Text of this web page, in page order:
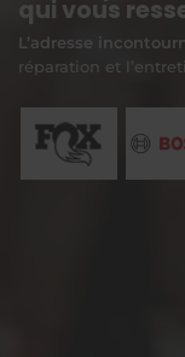
qui vous
L’adresse
réparation et